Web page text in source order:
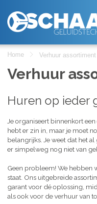
Home Verhuur assortiment
Verhuur
Huren op ieder
Je organiseert binnenkort
hebt er zin in, maar je moet
belangrijks. Je weet dat het
er simpelweg nog niet van
Geen probleem! We hebben
staat. Ons uitgebreide
garant voor dé oplossing,
als ook voor de verhuur van